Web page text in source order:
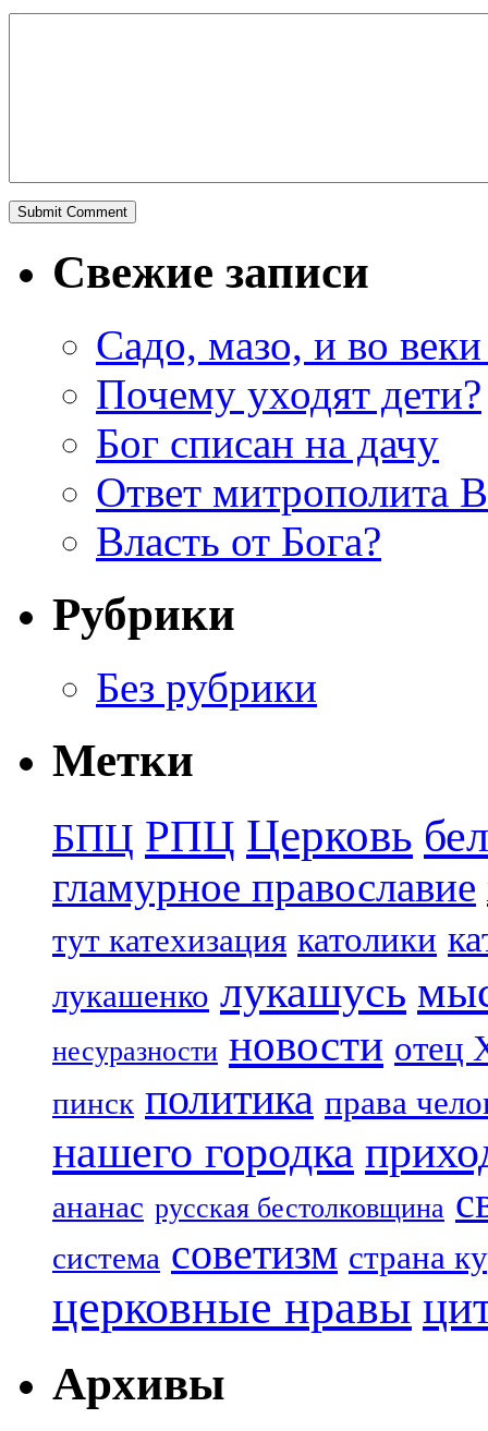
Свежие записи
Садо, мазо, и во веки
Почему уходят дети?
Бог списан на дачу
Ответ митрополита
Власть от Бога?
Рубрики
Без рубрики
Метки
БПЦ РПЦ Церковь
гламурное православие
тут катехизация католики
лукашенко лукашусь
несуразности новости отец
пинск политика права
нашего городка
ананас русская бестолковщина
система советизм страна
церковные нравы
Архивы